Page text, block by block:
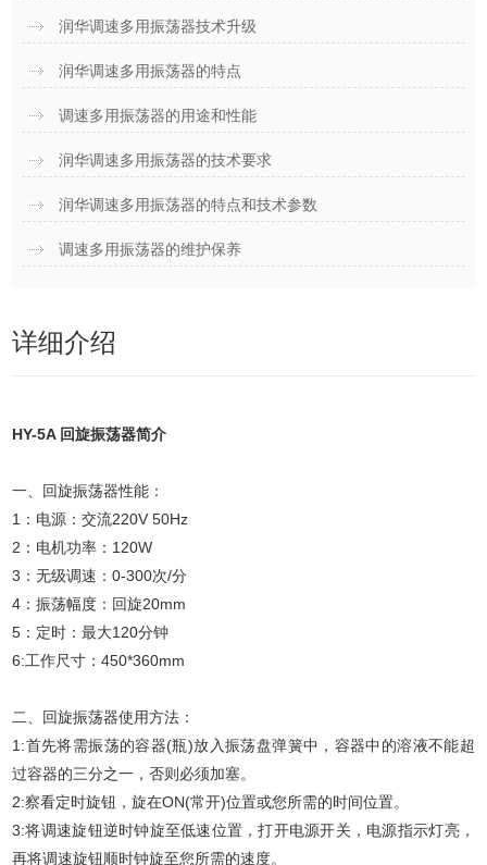
润华调速多用振荡器技术升级
润华调速多用振荡器的特点
调速多用振荡器的用途和性能
润华调速多用振荡器的技术要求
润华调速多用振荡器的特点和技术参数
调速多用振荡器的维护保养
详细介绍
HY-5A 回旋振荡器简介
一、回旋振荡器性能：
1：电源：交流220V 50Hz
2：电机功率：120W
3：无级调速：0-300次/分
4：振荡幅度：回旋20mm
5：定时：最大120分钟
6:工作尺寸：450*360mm
二、回旋振荡器使用方法：
1:首先将需振荡的容器(瓶)放入振荡盘弹簧中，容器中的溶液不能超
过容器的三分之一，否则必须加塞。
2:察看定时旋钮，旋在ON(常开)位置或您所需的时间位置。
3:将调速旋钮逆时钟旋至低速位置，打开电源开关，电源指示灯亮，
再将调速旋钮顺时钟旋至您所需的速度。